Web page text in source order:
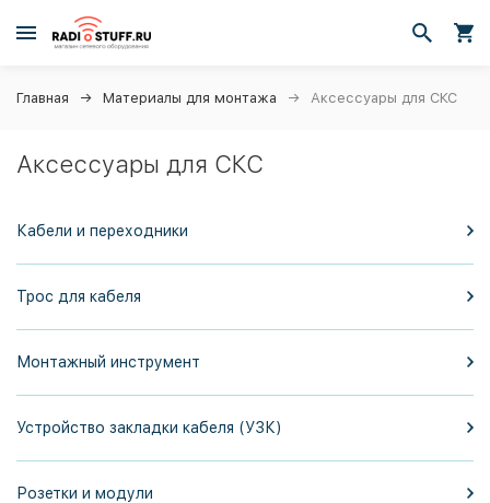
Главная Материалы для монтажа Аксессуары для СКС
Аксессуары для СКС
Кабели и переходники
Трос для кабеля
Монтажный инструмент
Устройство закладки кабеля (УЗК)
Розетки и модули